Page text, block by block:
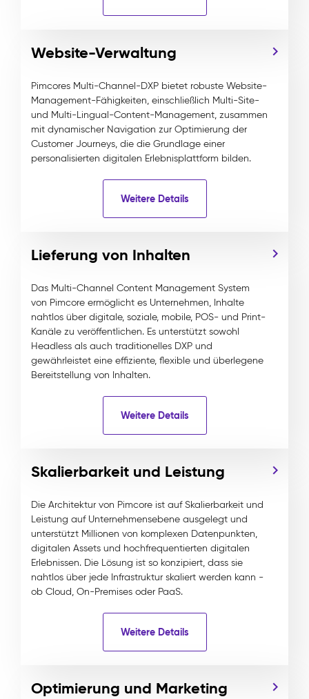
Website-Verwaltung
Pimcores Multi-Channel-DXP bietet robuste Website-
Management-Fähigkeiten, einschließlich Multi-Site-
und Multi-Lingual-Content-Management, zusammen
mit dynamischer Navigation zur Optimierung der
Customer Journeys, die die Grundlage einer
personalisierten digitalen Erlebnisplattform bilden.
Weitere Details
Lieferung von Inhalten
Das Multi-Channel Content Management System
von Pimcore ermöglicht es Unternehmen, Inhalte
nahtlos über digitale, soziale, mobile, POS- und Print-
Kanäle zu veröffentlichen. Es unterstützt sowohl
Headless als auch traditionelles DXP und
gewährleistet eine effiziente, flexible und überlegene
Bereitstellung von Inhalten.
Weitere Details
Skalierbarkeit und Leistung
Die Architektur von Pimcore ist auf Skalierbarkeit und
Leistung auf Unternehmensebene ausgelegt und
unterstützt Millionen von komplexen Datenpunkten,
digitalen Assets und hochfrequentierten digitalen
Erlebnissen. Die Lösung ist so konzipiert, dass sie
nahtlos über jede Infrastruktur skaliert werden kann -
ob Cloud, On-Premises oder PaaS.
Weitere Details
Optimierung und Marketing